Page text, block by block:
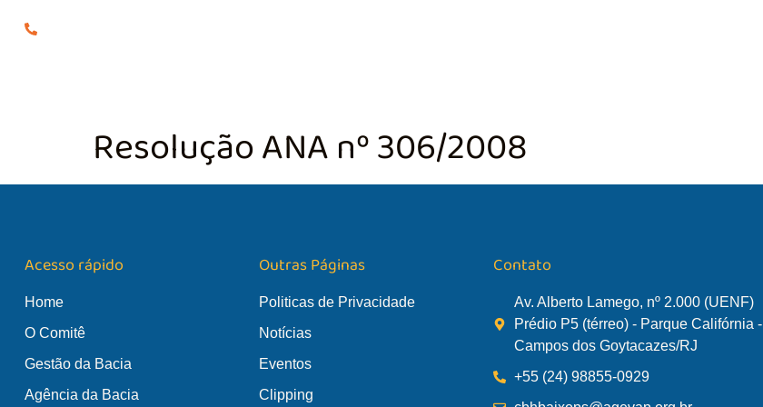
Resolução ANA nº 306/2008
Acesso rápido
Home
O Comitê
Gestão da Bacia
Agência da Bacia
Outras Páginas
Politicas de Privacidade
Notícias
Eventos
Clipping
Contato
Av. Alberto Lamego, nº 2.000 (UENF)
Prédio P5 (térreo) - Parque Califórnia -
Campos dos Goytacazes/RJ
+55 (24) 98855-0929